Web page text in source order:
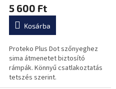
alkalmas súlyzók
dobására
5 600 Ft
Kosárba
Proteko Plus Dot szőnyeghez
sima átmenetet biztosító
rámpák. Könnyű csatlakoztatás
tetszés szerint.